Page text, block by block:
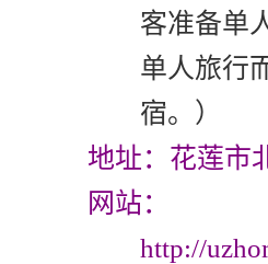
客准备单
单人旅行
宿。）
地址：花莲市
网站：
http://